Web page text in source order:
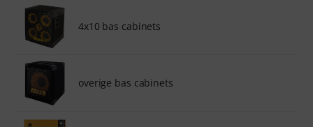
4x10 bas cabinets
overige bas cabinets